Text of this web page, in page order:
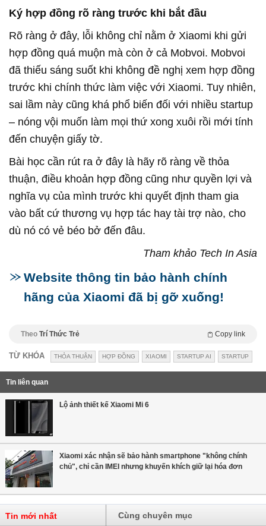
Ký hợp đồng rõ ràng trước khi bắt đầu
Rõ ràng ở đây, lỗi không chỉ nằm ở Xiaomi khi gửi
hợp đồng quá muộn mà còn ở cả Mobvoi. Mobvoi
đã thiếu sáng suốt khi không đề nghị xem hợp đồng
trước khi chính thức làm việc với Xiaomi. Tuy nhiên,
sai lầm này cũng khá phổ biến đối với nhiều startup
– nóng vội muốn làm mọi thứ xong xuôi rồi mới tính
đến chuyện giấy tờ.
Bài học cần rút ra ở đây là hãy rõ ràng về thỏa
thuận, điều khoản hợp đồng cũng như quyền lợi và
nghĩa vụ của mình trước khi quyết định tham gia
vào bất cứ thương vụ hợp tác hay tài trợ nào, cho
dù nó có vẻ béo bở đến đâu.
Tham khảo Tech In Asia
Website thông tin bảo hành chính
hãng của Xiaomi đã bị gỡ xuống!
Theo Trí Thức Trẻ Copy link
TỪ KHÓA THỎA THUẬN HỢP ĐỒNG XIAOMI STARTUP AI STARTUP
Tin liên quan
Lộ ảnh thiết kế Xiaomi Mi 6
Xiaomi xác nhận sẽ bảo hành smartphone "không chính
chủ", chỉ cần IMEI nhưng khuyến khích giữ lại hóa đơn
Tin mới nhất Cùng chuyên mục